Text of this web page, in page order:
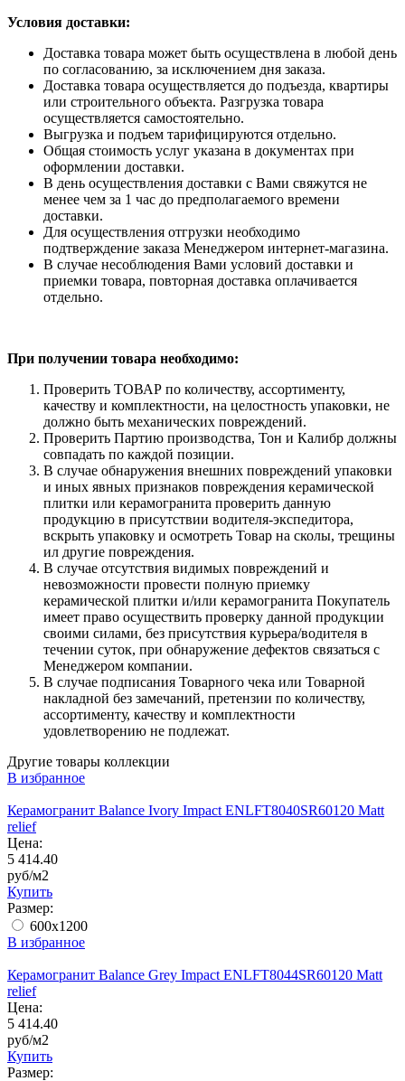
Условия доставки:
Доставка товара может быть осуществлена в любой день
по согласованию, за исключением дня заказа.
Доставка товара осуществляется до подъезда, квартиры
или строительного объекта. Разгрузка товара
осуществляется самостоятельно.
Выгрузка и подъем тарифицируются отдельно.
Общая стоимость услуг указана в документах при
оформлении доставки.
В день осуществления доставки с Вами свяжутся не
менее чем за 1 час до предполагаемого времени
доставки.
Для осуществления отгрузки необходимо
подтверждение заказа Менеджером интернет-магазина.
В случае несоблюдения Вами условий доставки и
приемки товара, повторная доставка оплачивается
отдельно.
При получении товара необходимо:
Проверить ТОВАР по количеству, ассортименту,
качеству и комплектности, на целостность упаковки, не
должно быть механических повреждений.
Проверить Партию производства, Тон и Калибр должны
совпадать по каждой позиции.
В случае обнаружения внешних повреждений упаковки
и иных явных признаков повреждения керамической
плитки или керамогранита проверить данную
продукцию в присутствии водителя-экспедитора,
вскрыть упаковку и осмотреть Товар на сколы, трещины
ил другие повреждения.
В случае отсутствия видимых повреждений и
невозможности провести полную приемку
керамической плитки и/или керамогранита Покупатель
имеет право осуществить проверку данной продукции
своими силами, без присутствия курьера/водителя в
течении суток, при обнаружение дефектов связаться с
Менеджером компании.
В случае подписания Товарного чека или Товарной
накладной без замечаний, претензии по количеству,
ассортименту, качеству и комплектности
удовлетворению не подлежат.
Другие товары коллекции
В избранное
Керамогранит Balance Ivory Impact ENLFT8040SR60120 Matt
relief
Цена:
5 414.40
руб/м2
Купить
Размер:
600x1200
В избранное
Керамогранит Balance Grey Impact ENLFT8044SR60120 Matt
relief
Цена:
5 414.40
руб/м2
Купить
Размер: